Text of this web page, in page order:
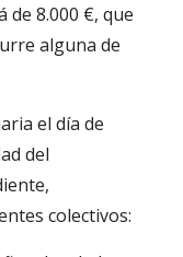
de 8.000 €, que
alguna de
el día de
del
colectivos: